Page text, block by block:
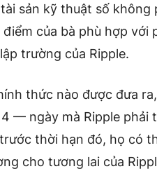
sản kỹ thuật số
của bà phù hợp với
trường của Ripple.
thức nào được đưa
— ngày mà Ripple phải
thời hạn đó, họ có
cho tương lai của